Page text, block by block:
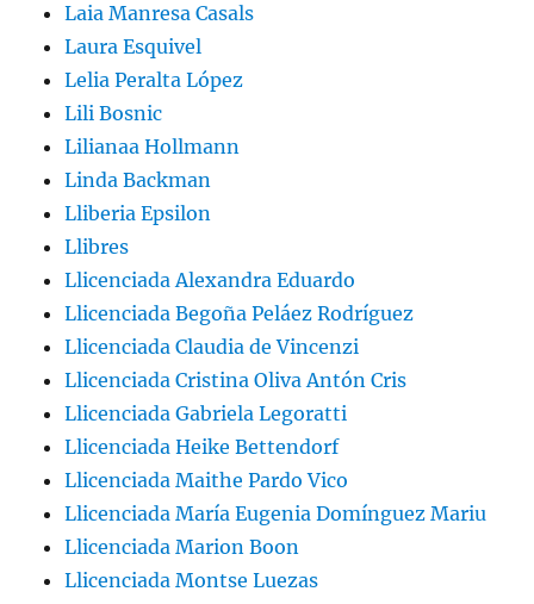
Laia Manresa Casals
Laura Esquivel
Lelia Peralta López
Lili Bosnic
Lilianaa Hollmann
Linda Backman
Lliberia Epsilon
Llibres
Llicenciada Alexandra Eduardo
Llicenciada Begoña Peláez Rodríguez
Llicenciada Claudia de Vincenzi
Llicenciada Cristina Oliva Antón Cris
Llicenciada Gabriela Legoratti
Llicenciada Heike Bettendorf
Llicenciada Maithe Pardo Vico
Llicenciada María Eugenia Domínguez Mariu
Llicenciada Marion Boon
Llicenciada Montse Luezas